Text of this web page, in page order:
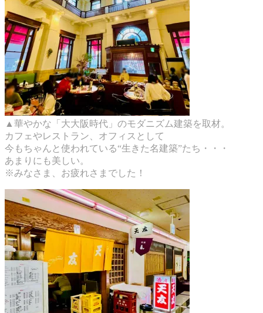
▲華やかな「大大阪時代」のモダニズム建築を取材。
カフェやレストラン、オフィスとして
今もちゃんと使われている“生きた名建築”たち・・・
あまりにも美しい。
※みなさま、お疲れさまでした！